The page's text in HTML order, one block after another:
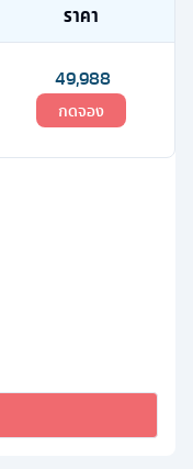
ราคา
49,988
กดจอง